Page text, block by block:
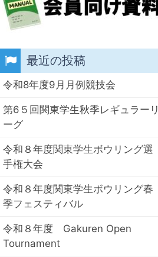
最近の投稿
令和8年度9月月例競技会
第6５回関東学生秋季レギュラーリ
ーグ
令和８年度関東学生ボウリング選
手権大会
令和８年度関東学生ボウリング春
季フェスティバル
令和８年度 Gakuren Open
Tournament